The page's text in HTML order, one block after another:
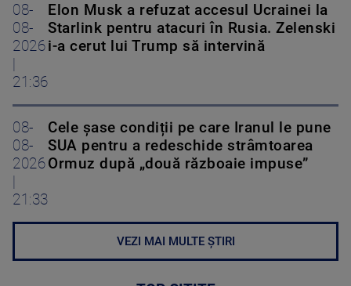
08-
08-
2026
|
21:36
Elon Musk a refuzat accesul Ucrainei la
Starlink pentru atacuri în Rusia. Zelenski
i-a cerut lui Trump să intervină
08-
08-
2026
|
21:33
Cele șase condiții pe care Iranul le pune
SUA pentru a redeschide strâmtoarea
Ormuz după „două războaie impuse”
VEZI MAI MULTE ȘTIRI